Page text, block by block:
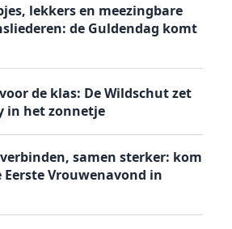
lekkers en meezingbare
de Guldendag komt
de klas: De Wildschut zet
in het zonnetje
samen sterker: kom
Eerste Vrouwenavond in